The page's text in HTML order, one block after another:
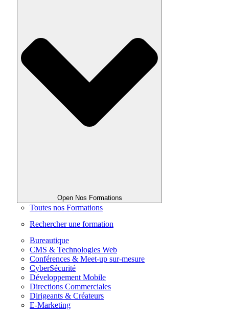
Open Nos Formations
Toutes nos Formations
Rechercher une formation
Bureautique
CMS & Technologies Web
Conférences & Meet-up sur-mesure
CyberSécurité
Développement Mobile
Directions Commerciales
Dirigeants & Créateurs
E-Marketing